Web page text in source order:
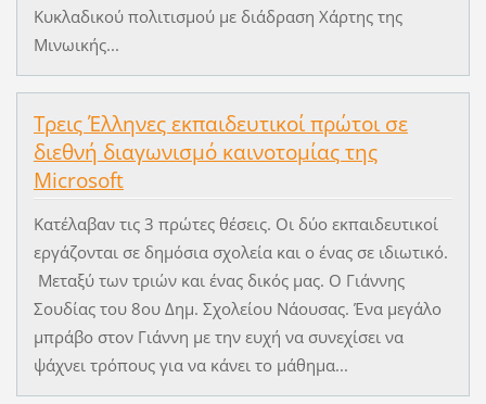
Κυκλαδικού πολιτισμού με διάδραση Χάρτης της
Μινωικής...
Τρεις Έλληνες εκπαιδευτικοί πρώτοι σε
διεθνή διαγωνισμό καινοτομίας της
Microsoft
Κατέλαβαν τις 3 πρώτες θέσεις. Οι δύο εκπαιδευτικοί
εργάζονται σε δημόσια σχολεία και ο ένας σε ιδιωτικό.
Μεταξύ των τριών και ένας δικός μας. Ο Γιάννης
Σουδίας του 8ου Δημ. Σχολείου Νάουσας. Ένα μεγάλο
μπράβο στον Γιάννη με την ευχή να συνεχίσει να
ψάχνει τρόπους για να κάνει το μάθημα...